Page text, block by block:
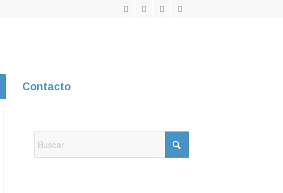
Contacto